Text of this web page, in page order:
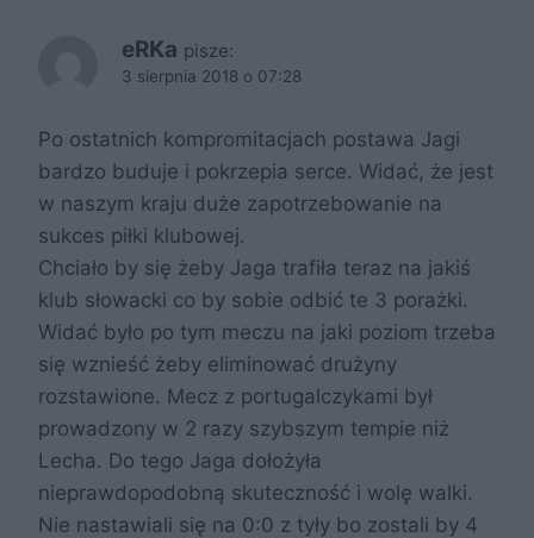
eRKa pisze:
3 sierpnia 2018 o 07:28
Po ostatnich kompromitacjach postawa Jagi
bardzo buduje i pokrzepia serce. Widać, że jest
w naszym kraju duże zapotrzebowanie na
sukces piłki klubowej.
Chciało by się żeby Jaga trafiła teraz na jakiś
klub słowacki co by sobie odbić te 3 porażki.
Widać było po tym meczu na jaki poziom trzeba
się wznieść żeby eliminować drużyny
rozstawione. Mecz z portugalczykami był
prowadzony w 2 razy szybszym tempie niż
Lecha. Do tego Jaga dołożyła
nieprawdopodobną skuteczność i wolę walki.
Nie nastawiali się na 0:0 z tyły bo zostali by 4